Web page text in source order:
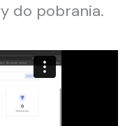
do pobrania.